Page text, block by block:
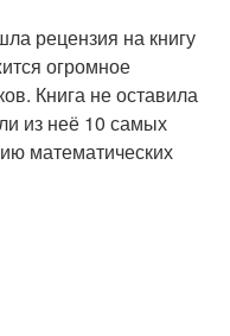
рецензия на книгу
огромное
Книга не оставила
из неё 10 самых
математических